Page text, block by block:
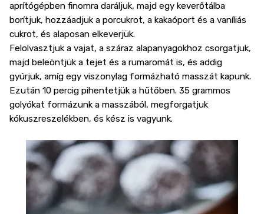
aprítógépben finomra daráljuk, majd egy keverőtálba
borítjuk, hozzáadjuk a porcukrot, a kakaóport és a vaníliás
cukrot, és alaposan elkeverjük.
Felolvasztjuk a vajat, a száraz alapanyagokhoz csorgatjuk,
majd beleöntjük a tejet és a rumaromát is, és addig
gyúrjuk, amíg egy viszonylag formázható masszát kapunk.
Ezután 10 percig pihentetjük a hűtőben. 35 grammos
golyókat formázunk a masszából, megforgatjuk
kókuszreszelékben, és kész is vagyunk.